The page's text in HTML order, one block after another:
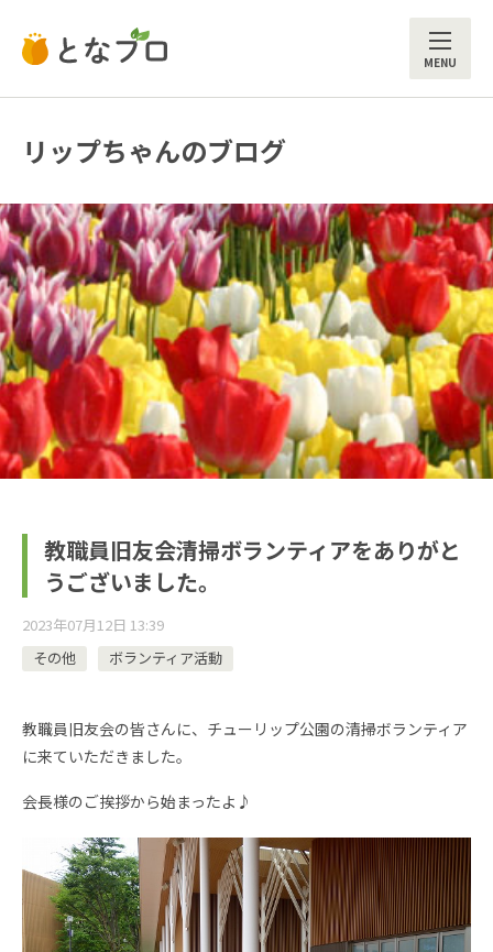
リップちゃんのブログ
教職員旧友会清掃ボランティアをありがと
うございました。
2023年07月12日 13:39
その他
ボランティア活動
教職員旧友会の皆さんに、チューリップ公園の清掃ボランティア
に来ていただきました。
会長様のご挨拶から始まったよ♪